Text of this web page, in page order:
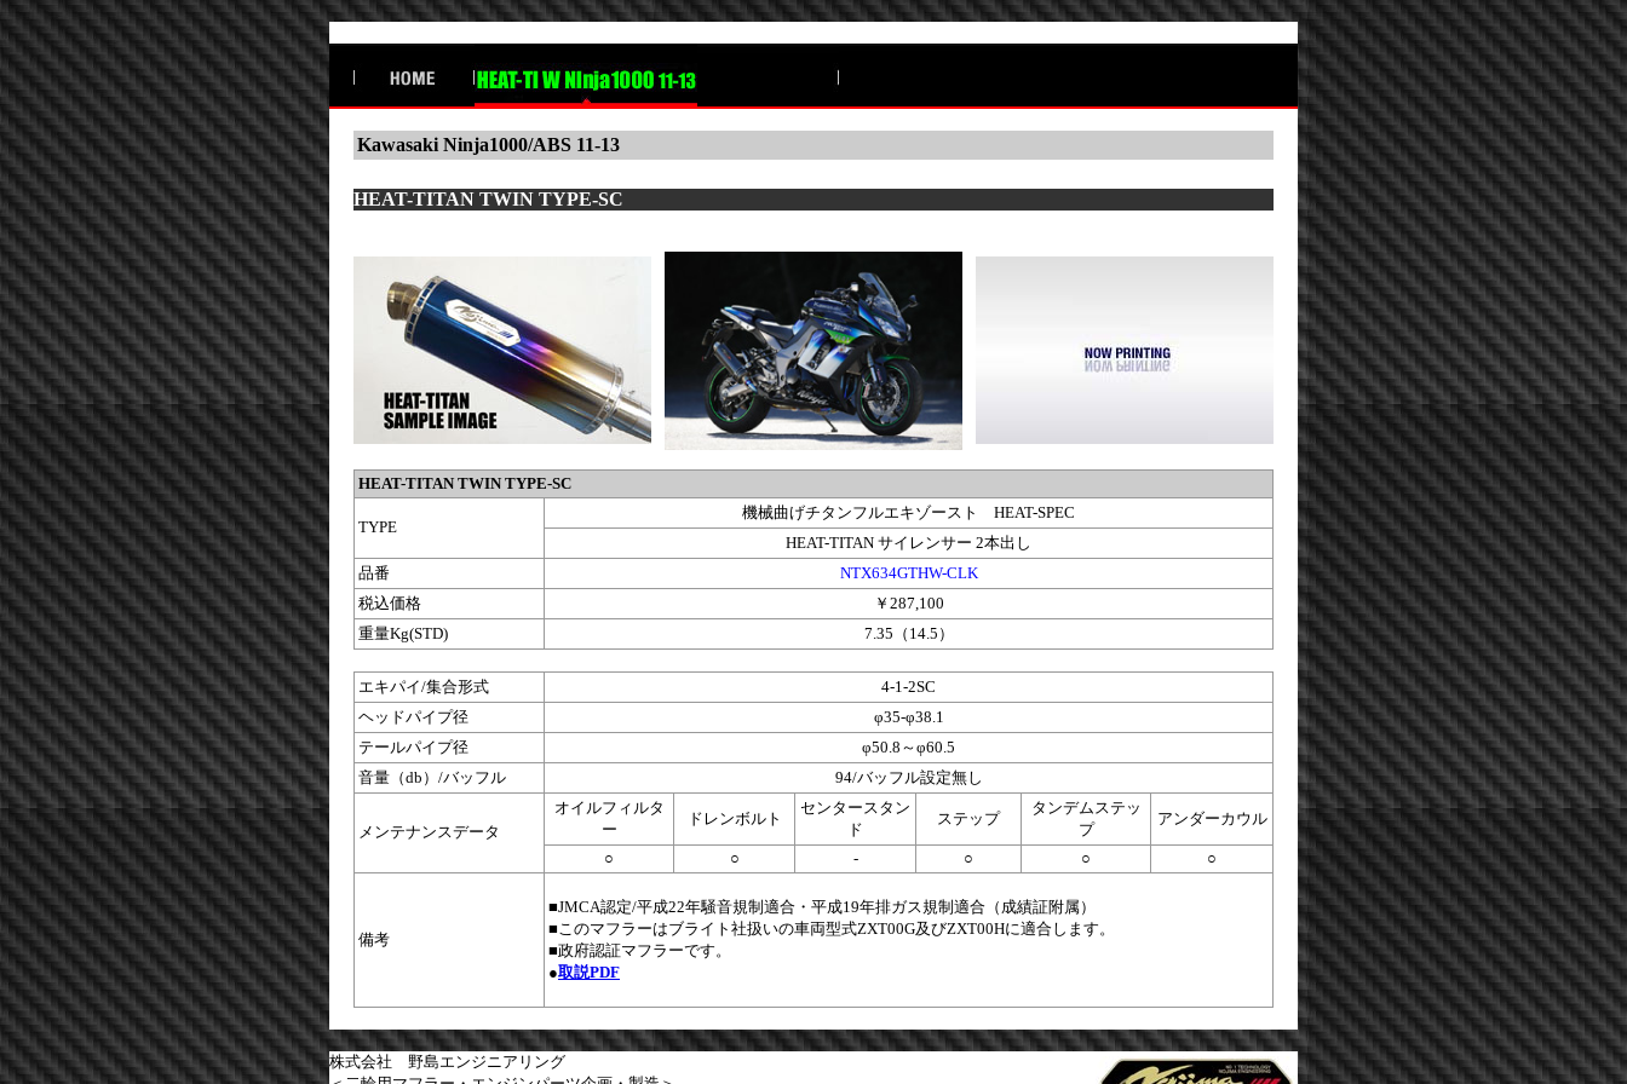
Kawasaki Ninja1000/ABS 11-13
HEAT-TITAN TWIN TYPE-SC
HEAT-TITAN TWIN TYPE-SC
TYPE
機械曲げチタンフルエキゾースト HEAT-SPEC
HEAT-TITAN サイレンサー 2本出し
品番
NTX634GTHW-CLK
税込価格
￥287,100
重量Kg(STD)
7.35（14.5）
エキパイ/集合形式
4-1-2SC
ヘッドパイプ径
φ35-φ38.1
テールパイプ径
φ50.8～φ60.5
音量（db）/バッフル
94/バッフル設定無し
メンテナンスデータ
オイルフィルタ
ー
ドレンボルト
センタースタン
ド
ステップ
タンデムステッ
プ
アンダーカウル
○ ○ - ○ ○ ○
備考
■JMCA認定/平成22年騒音規制適合・平成19年排ガス規制適合（成績証附属）
■このマフラーはブライト社扱いの車両型式ZXT00G及びZXT00Hに適合します。
■政府認証マフラーです。
●取説PDF
株式会社 野島エンジニアリング